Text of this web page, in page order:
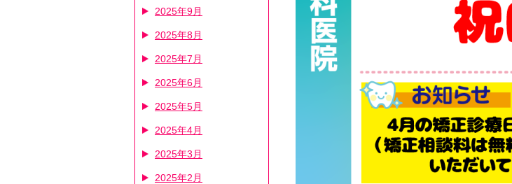
2025年9月
2025年8月
2025年7月
2025年6月
2025年5月
2025年4月
2025年3月
2025年2月